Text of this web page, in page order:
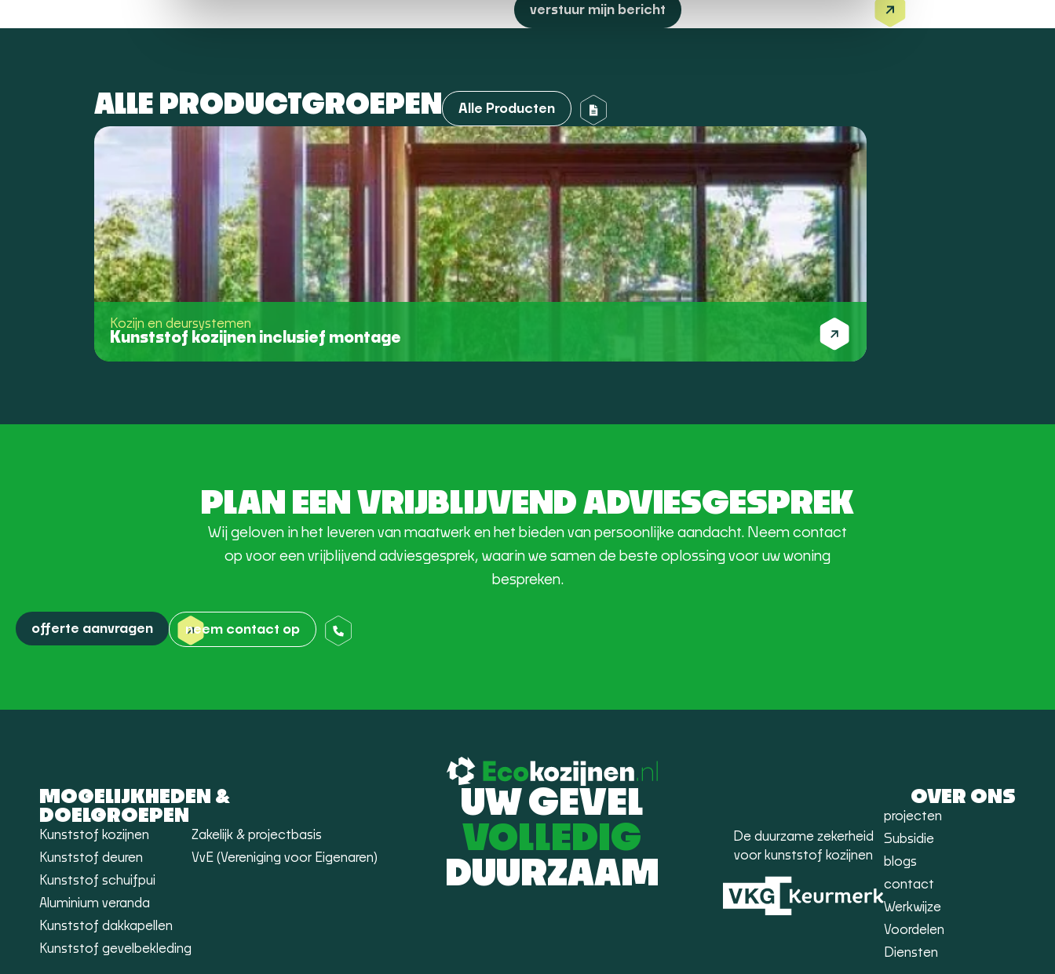
verstuur mijn bericht
ALLE PRODUCTGROEPEN Alle Producten
Kozijn en deursystemen
Kunststof kozijnen inclusief montage
PLAN EEN VRIJBLIJVEND ADVIESGESPREK
Wij geloven in het leveren van maatwerk en het bieden van persoonlijke aandacht. Neem contact
op voor een vrijblijvend adviesgesprek, waarin we samen de beste oplossing voor uw woning
bespreken.
offerte aanvragen neem contact op
MOGELIJKHEDEN &
DOELGROEPEN
Kunststof kozijnen
Kunststof deuren
Kunststof schuifpui
Aluminium veranda
Kunststof dakkapellen
Kunststof gevelbekleding
Zakelijk & projectbasis
VvE (Vereniging voor Eigenaren)
UW GEVEL
VOLLEDIG
DUURZAAM
De duurzame zekerheid
voor kunststof kozijnen
OVER ONS
projecten
Subsidie
blogs
contact
Werkwijze
Voordelen
Diensten